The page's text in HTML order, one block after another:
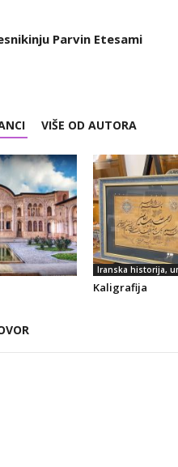
Parvin Etesami
VIŠE OD AUTORA
Iranska historija,
Kaligrafija